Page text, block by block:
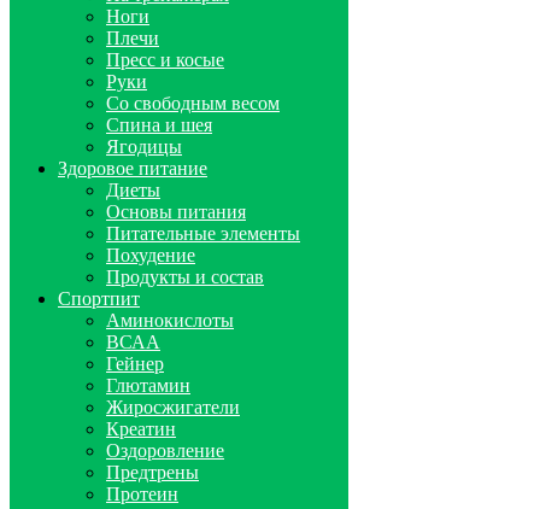
Ноги
Плечи
Пресс и косые
Руки
Со свободным весом
Спина и шея
Ягодицы
Здоровое питание
Диеты
Основы питания
Питательные элементы
Похудение
Продукты и состав
Спортпит
Аминокислоты
ВСАА
Гейнер
Глютамин
Жиросжигатели
Креатин
Оздоровление
Предтрены
Протеин